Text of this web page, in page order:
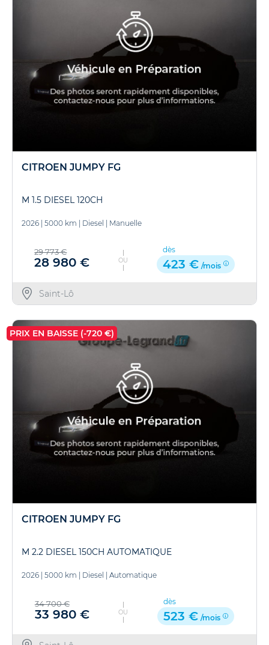
CITROEN JUMPY FG
M 1.5 DIESEL 120CH
2026 | 5000 km | Diesel | Manuelle
29 773 €
28 980 € OU
dès
423 € /mois
Saint-Lô
PRIX EN BAISSE (-720 €)
CITROEN JUMPY FG
M 2.2 DIESEL 150CH AUTOMATIQUE
2026 5000 km Diesel Automatique
34 700 €
33 980 € OU
dès
523 € /mois